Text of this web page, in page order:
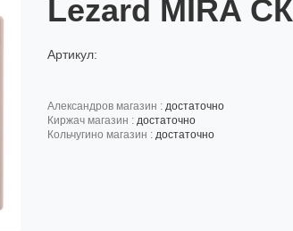
Lezard MIRA
Артикул:
александров магазин : достаточно
киржач магазин : достаточно
кольчугино магазин : достаточно